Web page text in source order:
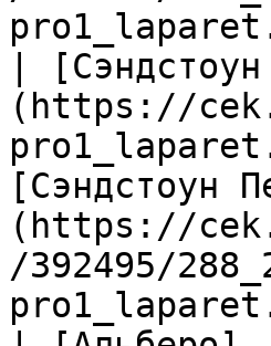
|
(https://
[Сэндстоун
(https://
/392495/